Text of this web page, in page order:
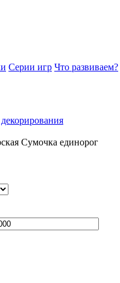
Серии игр Что развиваем?
Сумочка единорог